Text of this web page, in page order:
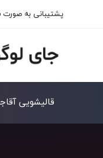
پشتیبانی به صورت
قالیشویی